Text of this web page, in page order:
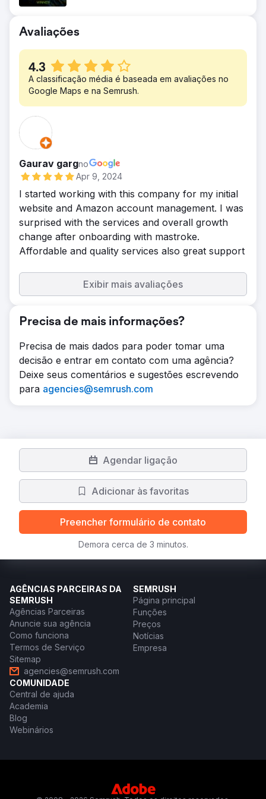
a vendas orgânicas indiretas, contribuindo
receita em todos os canais Omni. O ROAS
médio melhorou de 2x para 4,5x. O custo
médio por aquisição diminuiu para US$ 20,
de mais de US$ 30.
Avaliações
4.3
A classificação média é baseada em avaliações no
Google Maps e na Semrush.
Gaurav gargno
Apr 9, 2024
I started working with this company for my initial
website and Amazon account management. I was
surprised with the services and overall growth
change after onboarding with mastroke.
Affordable and quality services also great support
Exibir mais avaliações
Precisa de mais informações?
Precisa de mais dados para poder tomar uma
decisão e entrar em contato com uma agência?
Deixe seus comentários e sugestões escrevendo
para agencies@semrush.com
Agendar ligação
Adicionar às favoritas
Preencher formulário de contato
Demora cerca de 3 minutos.
AGÊNCIAS PARCEIRAS DA
SEMRUSH
Agências Parceiras
Anuncie sua agência
Como funciona
Termos de Serviço
Sitemap
agencies@semrush.com
SEMRUSH
Página principal
Funções
Preços
Notícias
Empresa
COMUNIDADE
Central de ajuda
Academia
Blog
Webinários